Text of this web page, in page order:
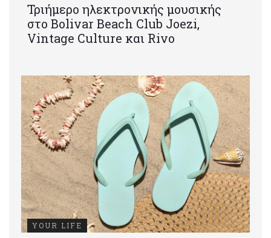
Τριήμερο ηλεκτρονικής μουσικής
στο Bolivar Beach Club Joezi,
Vintage Culture και Rivo
YOUR LIFE